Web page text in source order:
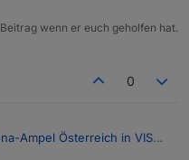
wenn er euch geholfen hat.
0
Ampel Österreich in VIS